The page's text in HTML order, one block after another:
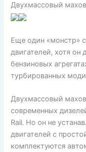
Двухмассовый
Еще один «монстр»
двигателей, хотя он
бензиновых
турбированных
Двухмассовый
современных
Rail. Но он не
двигателей с
комплектуются